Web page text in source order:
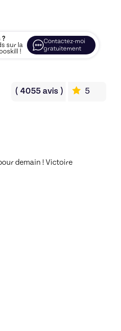
?
sur la
!
Contactez-moi
gratuitement
( 4055avis ) 5
demain ! Victoire